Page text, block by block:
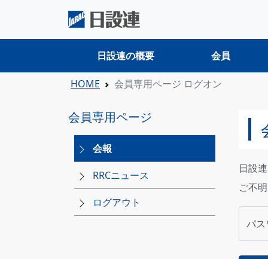
日設連の概要 会員
HOME 会員専用ページ ログオン
会員専用ページ
会報
RRCニュース
ログアウト
日設
ご不
パ